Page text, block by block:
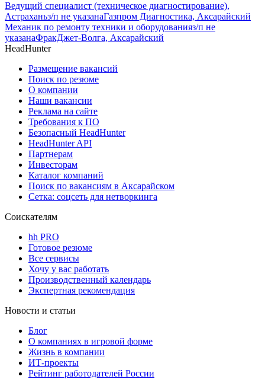
Ведущий специалист (техническое диагностирование),
Астраханьз/п не указанаГазпром Диагностика, Аксарайский
Механик по ремонту техники и оборудованияз/п не
указанаФракДжет-Волга, Аксарайский
HeadHunter
Размещение вакансий
Поиск по резюме
О компании
Наши вакансии
Реклама на сайте
Требования к ПО
Безопасный HeadHunter
HeadHunter API
Партнерам
Инвесторам
Каталог компаний
Поиск по вакансиям в Аксарайском
Сетка: соцсеть для нетворкинга
Соискателям
hh PRO
Готовое резюме
Все сервисы
Хочу у вас работать
Производственный календарь
Экспертная рекомендация
Новости и статьи
Блог
О компаниях в игровой форме
Жизнь в компании
ИТ-проекты
Рейтинг работодателей России